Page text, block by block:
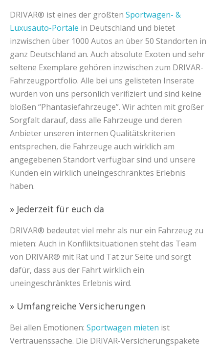
DRIVAR® ist eines der größten Sportwagen- &
Luxusauto-Portale in Deutschland und bietet
inzwischen über 1000 Autos an über 50 Standorten in
ganz Deutschland an. Auch absolute Exoten und sehr
seltene Exemplare gehören inzwischen zum DRIVAR-
Fahrzeugportfolio. Alle bei uns gelisteten Inserate
wurden von uns persönlich verifiziert und sind keine
bloßen “Phantasiefahrzeuge”. Wir achten mit großer
Sorgfalt darauf, dass alle Fahrzeuge und deren
Anbieter unseren internen Qualitätskriterien
entsprechen, die Fahrzeuge auch wirklich am
angegebenen Standort verfügbar sind und unsere
Kunden ein wirklich uneingeschränktes Erlebnis
haben.
» Jederzeit für euch da
DRIVAR® bedeutet viel mehr als nur ein Fahrzeug zu
mieten: Auch in Konfliktsituationen steht das Team
von DRIVAR® mit Rat und Tat zur Seite und sorgt
dafür, dass aus der Fahrt wirklich ein
uneingeschränktes Erlebnis wird.
» Umfangreiche Versicherungen
Bei allen Emotionen: Sportwagen mieten ist
Vertrauenssache. Die DRIVAR-Versicherungspakete